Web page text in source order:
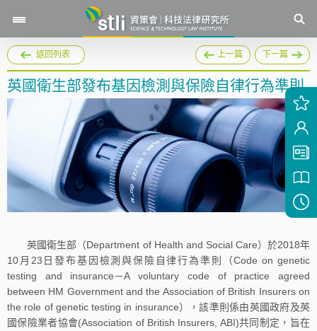
返回列表 上一篇 下一篇
英國衛生部發布基因檢測與保險自律行為準則
英國衛生部（Department of Health and Social Care）於2018年
10月23日發布基因檢測與保險自律行為準則（Code on genetic
testing and insurance－A voluntary code of practice agreed
between HM Government and the Association of British Insurers on
the role of genetic testing in insurance），該準則係由英國政府及英
國保險業者協會(Association of British Insurers, ABI)共同制定，旨在